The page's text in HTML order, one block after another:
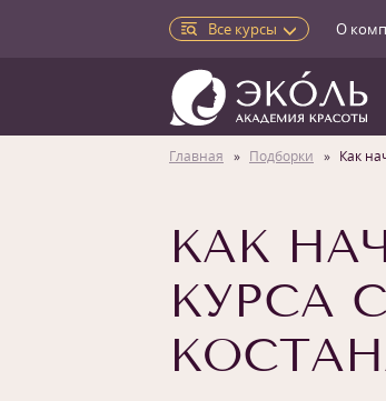
Все курсы О
Главная Подборки Как
КАК
КУРСА